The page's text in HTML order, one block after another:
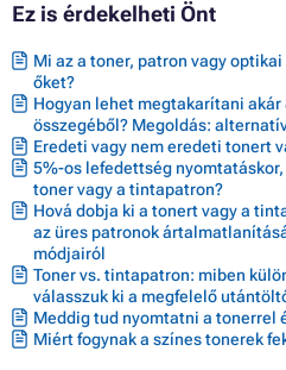
Ez is érdekelheti Önt
Mi az a toner, patron vagy
őket?
Hogyan lehet megtakarítani
összegéből? Megoldás:
Eredeti vagy nem eredeti tonert
5%-os lefedettség
toner vagy a tintapatron?
Hová dobja ki a tonert vagy a
az üres patronok
módjairól
Toner vs. tintapatron: miben
válasszuk ki a megfelelő
Meddig tud nyomtatni a tonerrel
Miért fogynak a színes tonerek